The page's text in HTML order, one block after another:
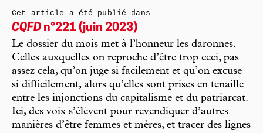
Cet article a été publié dans
CQFD n°221 (juin 2023)
Le dossier du mois met à l’honneur les daronnes.
Celles auxquelles on reproche d’être trop ceci, pas
assez cela, qu’on juge si facilement et qu’on excuse
si difficilement, alors qu’elles sont prises en tenaille
entre les injonctions du capitalisme et du patriarcat.
Ici, des voix s’élèvent pour revendiquer d’autres
manières d’être femmes et mères, et tracer des lignes